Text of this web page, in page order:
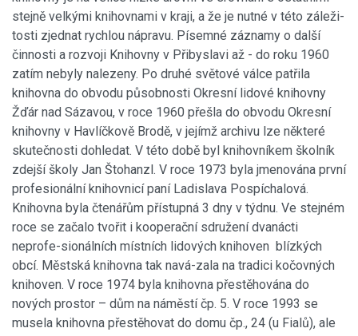
stejně velkými knihovnami v kraji, a že je nutné v této záleži-
tosti zjednat rychlou nápravu. Písemné záznamy o další
činnosti a rozvoji Knihovny v Přibyslavi až - do roku 1960
zatím nebyly nalezeny. Po druhé světové válce patřila
knihovna do obvodu působnosti Okresní lidové knihovny
Žďár nad Sázavou, v roce 1960 přešla do obvodu Okresní
knihovny v Havlíčkově Brodě, v jejímž archivu lze některé
skutečnosti dohledat. V této době byl knihovníkem školník
zdejší školy Jan Štohanzl. V roce 1973 byla jmenována první
profesionální knihovnicí paní Ladislava Pospíchalová.
Knihovna byla čtenářům přístupná 3 dny v týdnu. Ve stejném
roce se začalo tvořit i kooperační sdružení dvanácti
neprofe-sionálních místních lidových knihoven blízkých
obcí. Městská knihovna tak navá-zala na tradici kočovných
knihoven. V roce 1974 byla knihovna přestěhována do
nových prostor – dům na náměstí čp. 5. V roce 1993 se
musela knihovna přestěhovat do domu čp., 24 (u Fialů), ale